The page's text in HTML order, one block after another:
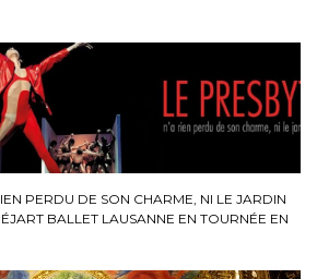
PERDU DE SON CHARME, NI LE JARDIN
BALLET LAUSANNE EN TOURNÉE EN